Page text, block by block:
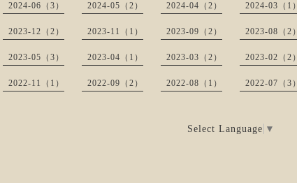
2024-06（3） 2024-05（2） 2024-04（2） 2024-03（1）
2023-12（2） 2023-11（1） 2023-09（2） 2023-08（2）
2023-05（3） 2023-04（1） 2023-03（2） 2023-02（2）
2022-11（1） 2022-09（2） 2022-08（1） 2022-07（3）
Select Language ▼